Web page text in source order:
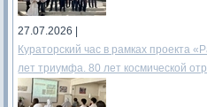
27.07.2026 |
Кураторский час в рамках проекта
лет триумфа. 80 лет космической